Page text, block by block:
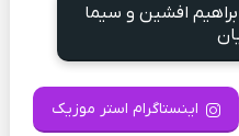
افشین و سیما
اینستاگرام استر موزیک